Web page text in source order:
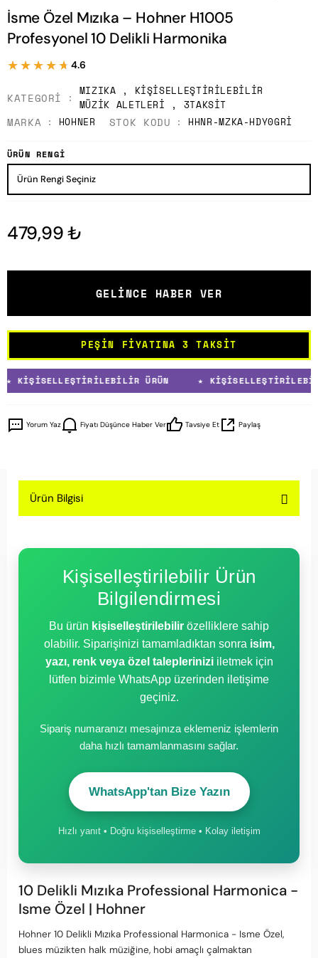
İsme Özel Mızıka – Hohner H1005
Profesyonel 10 Delikli Harmonika
★★★★★
★★★★★ 4.6
KATEGORI MIZIKA , KIŞISELLEŞTIRILEBILIR
MÜZIK ALETLERI
, 3TAKSIT
MARKA HOHNER STOK KODU HHNR-MZKA-HDY0GRI
ÜRÜN RENGI
479,99 ₺
GELINCE HABER VER
PEŞIN FIYATINA 3 TAKSIT
ÜRÜN ★
Yorum Yaz Fiyatı Düşünce Haber Ver Tavsiye Et Paylaş
Ürün Bilgisi
Kişiselleştirilebilir Ürün
Bilgilendirmesi
Bu ürün kişiselleştirilebilir özelliklere sahip
olabilir. Siparişinizi tamamladıktan sonra isim,
yazı, renk veya özel talepleriniziiletmek için
lütfen bizimle WhatsApp üzerinden iletişime
geçiniz.
Sipariş numaranızı mesajınıza eklemeniz işlemlerin
daha hızlı tamamlanmasını sağlar.
WhatsApp'tan Bize Yazın
Hızlı yanıt • Doğru kişiselleştirme • Kolay iletişim
10 Delikli Mızıka Professional Harmonica -
Isme Özel | Hohner
Hohner 10 Delikli Mızıka Professional Harmonica - Isme Özel,
blues müzikten halk müziğine, hobi amaçlı çalmaktan